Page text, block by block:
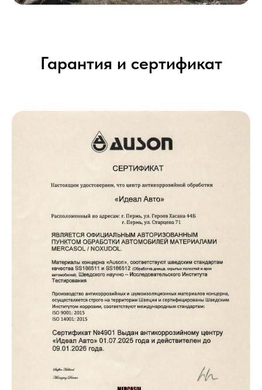
Гарантия и сертификат